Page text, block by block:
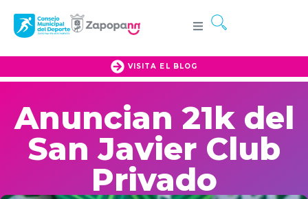
VISITA EL BLOG
Anuncian 21k del
San Javier Club
Privado